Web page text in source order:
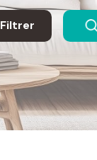
Filtrer